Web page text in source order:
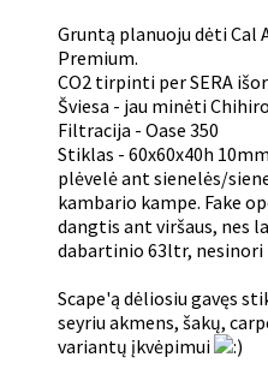
Gruntą planuoju dėti Cal
Premium.
CO2 tirpinti per SERA
Šviesa - jau minėti
Filtracija - Oase 350
Stiklas - 60x60x40h
plėvelė ant sienelės/
kambario kampe. Fake
dangtis ant viršaus, nes
dabartinio 63ltr,
Scape'ą dėliosiu gavęs
seyriu akmens, šakų,
variantų įkvėpimui